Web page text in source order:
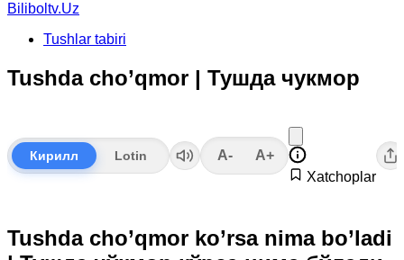
Biliboltv.Uz
Tushlar tabiri
Tushda cho’qmor | Тушда чукмор
Кирилл Lotin A-
A+
Xatchoplar
Tushda cho’qmor ko’rsa nima bo’ladi